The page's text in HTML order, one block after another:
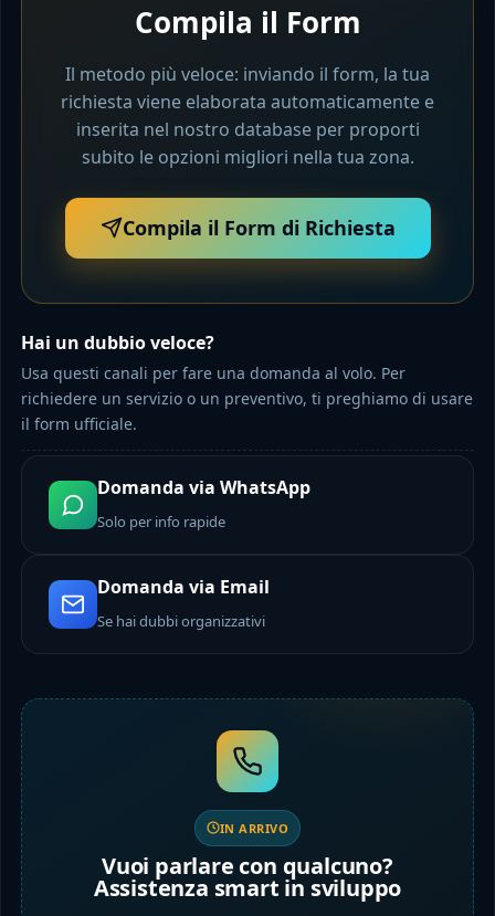
Compila il Form
Il metodo più veloce: inviando il form, la tua
richiesta viene elaborata automaticamente e
inserita nel nostro database per proporti
subito le opzioni migliori nella tua zona.
Compila il Form di Richiesta
Hai un dubbio veloce?
Usa questi canali per fare una domanda al volo. Per
richiedere un servizio o un preventivo, ti preghiamo di usare
il form ufficiale.
Domanda via WhatsApp
Solo per info rapide
Domanda via Email
Se hai dubbi organizzativi
IN ARRIVO
Vuoi parlare con qualcuno?
Assistenza smart in sviluppo